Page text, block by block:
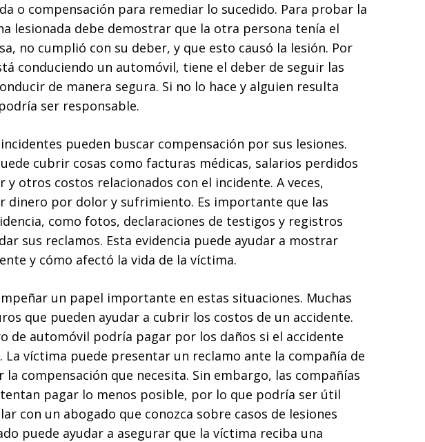
o compensación para remediar lo sucedido. Para probar la
lesionada debe demostrar que la otra persona tenía el
no cumplió con su deber, y que esto causó la lesión. Por
conduciendo un automóvil, tiene el deber de seguir las
de manera segura. Si no lo hace y alguien resulta
ser responsable.
pueden buscar compensación por sus lesiones.
cubrir cosas como facturas médicas, salarios perdidos
otros costos relacionados con el incidente. A veces,
dinero por dolor y sufrimiento. Es importante que las
como fotos, declaraciones de testigos y registros
sus reclamos. Esta evidencia puede ayudar a mostrar
y cómo afectó la vida de la víctima.
un papel importante en estas situaciones. Muchas
que pueden ayudar a cubrir los costos de un accidente.
de automóvil podría pagar por los daños si el accidente
La víctima puede presentar un reclamo ante la compañía de
compensación que necesita. Sin embargo, las compañías
pagar lo menos posible, por lo que podría ser útil
con un abogado que conozca sobre casos de lesiones
puede ayudar a asegurar que la víctima reciba una